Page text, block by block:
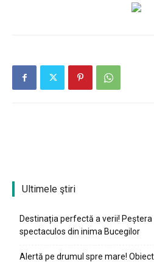
Ultimele ştiri
Destinația perfectă a verii!
spectaculos din inima Bucegilor
Alertă pe drumul spre mare!